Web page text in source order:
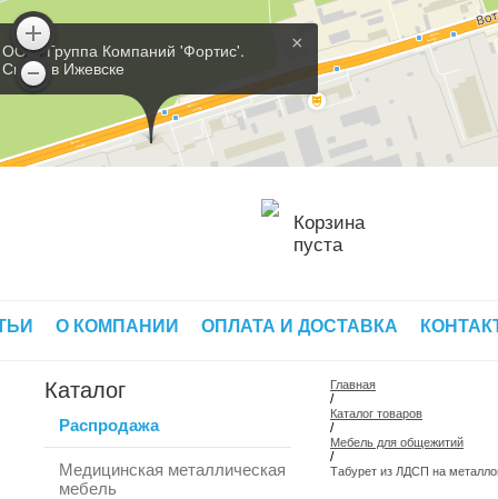
×
ООО 'Группа Компаний 'Фортис'.
Склад в Ижевске
Корзина
пуста
О КОМПАНИИ ОПЛАТА И ДОСТАВКА
Каталог
Распродажа
Медицинская металлическая
мебель
Главная
/
Каталог товаров
/
Мебель для общежитий
/
Табурет из ЛДСП на